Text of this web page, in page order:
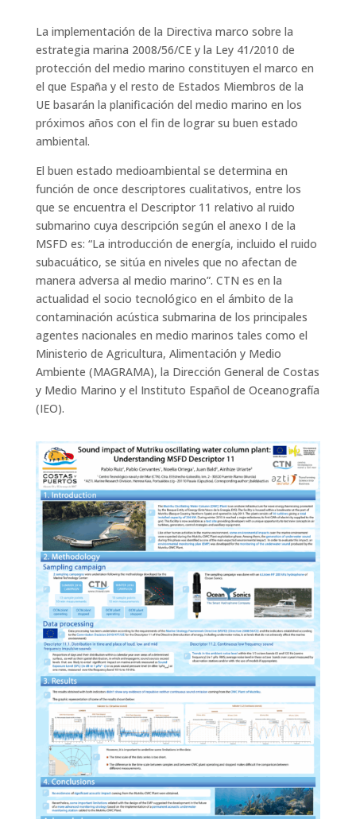
La implementación de la Directiva marco sobre la
estrategia marina 2008/56/CE y la Ley 41/2010 de
protección del medio marino constituyen el marco en
el que España y el resto de Estados Miembros de la
UE basarán la planificación del medio marino en los
próximos años con el fin de lograr su buen estado
ambiental.
El buen estado medioambiental se determina en
función de once descriptores cualitativos, entre los
que se encuentra el Descriptor 11 relativo al ruido
submarino cuya descripción según el anexo I de la
MSFD es: “La introducción de energía, incluido el ruido
subacuático, se sitúa en niveles que no afectan de
manera adversa al medio marino”. CTN es en la
actualidad el socio tecnológico en el ámbito de la
contaminación acústica submarina de los principales
agentes nacionales en medio marinos tales como el
Ministerio de Agricultura, Alimentación y Medio
Ambiente (MAGRAMA), la Dirección General de Costas
y Medio Marino y el Instituto Español de Oceanografía
(IEO).